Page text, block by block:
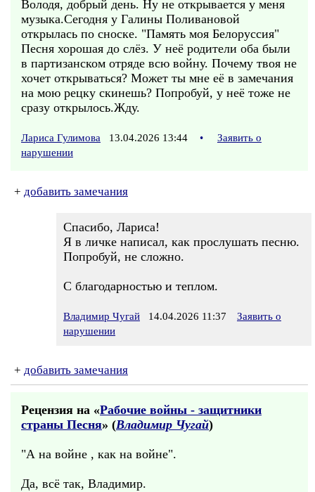
Володя, добрый день. Ну не открывается у меня
музыка.Сегодня у Галины Поливановой
открылась по сноске. "Память моя Белоруссия"
Песня хорошая до слёз. У неё родители оба были
в партизанском отряде всю войну. Почему твоя не
хочет открываться? Может ты мне её в замечания
на мою рецку скинешь? Попробуй, у неё тоже не
сразу открылось.Жду.
Лариса Гулимова 13.04.2026 13:44 •
Заявить о
нарушении
+ добавить замечания
Спасибо, Лариса!
Я в личке написал, как прослушать песню.
Попробуй, не сложно.
С благодарностью и теплом.
Владимир Чугай 14.04.2026 11:37
Заявить о
нарушении
+ добавить замечания
Рецензия на «Рабочие войны - защитники
страны Песня» (Владимир Чугай)
"А на войне , как на войне".
Да, всё так, Владимир.